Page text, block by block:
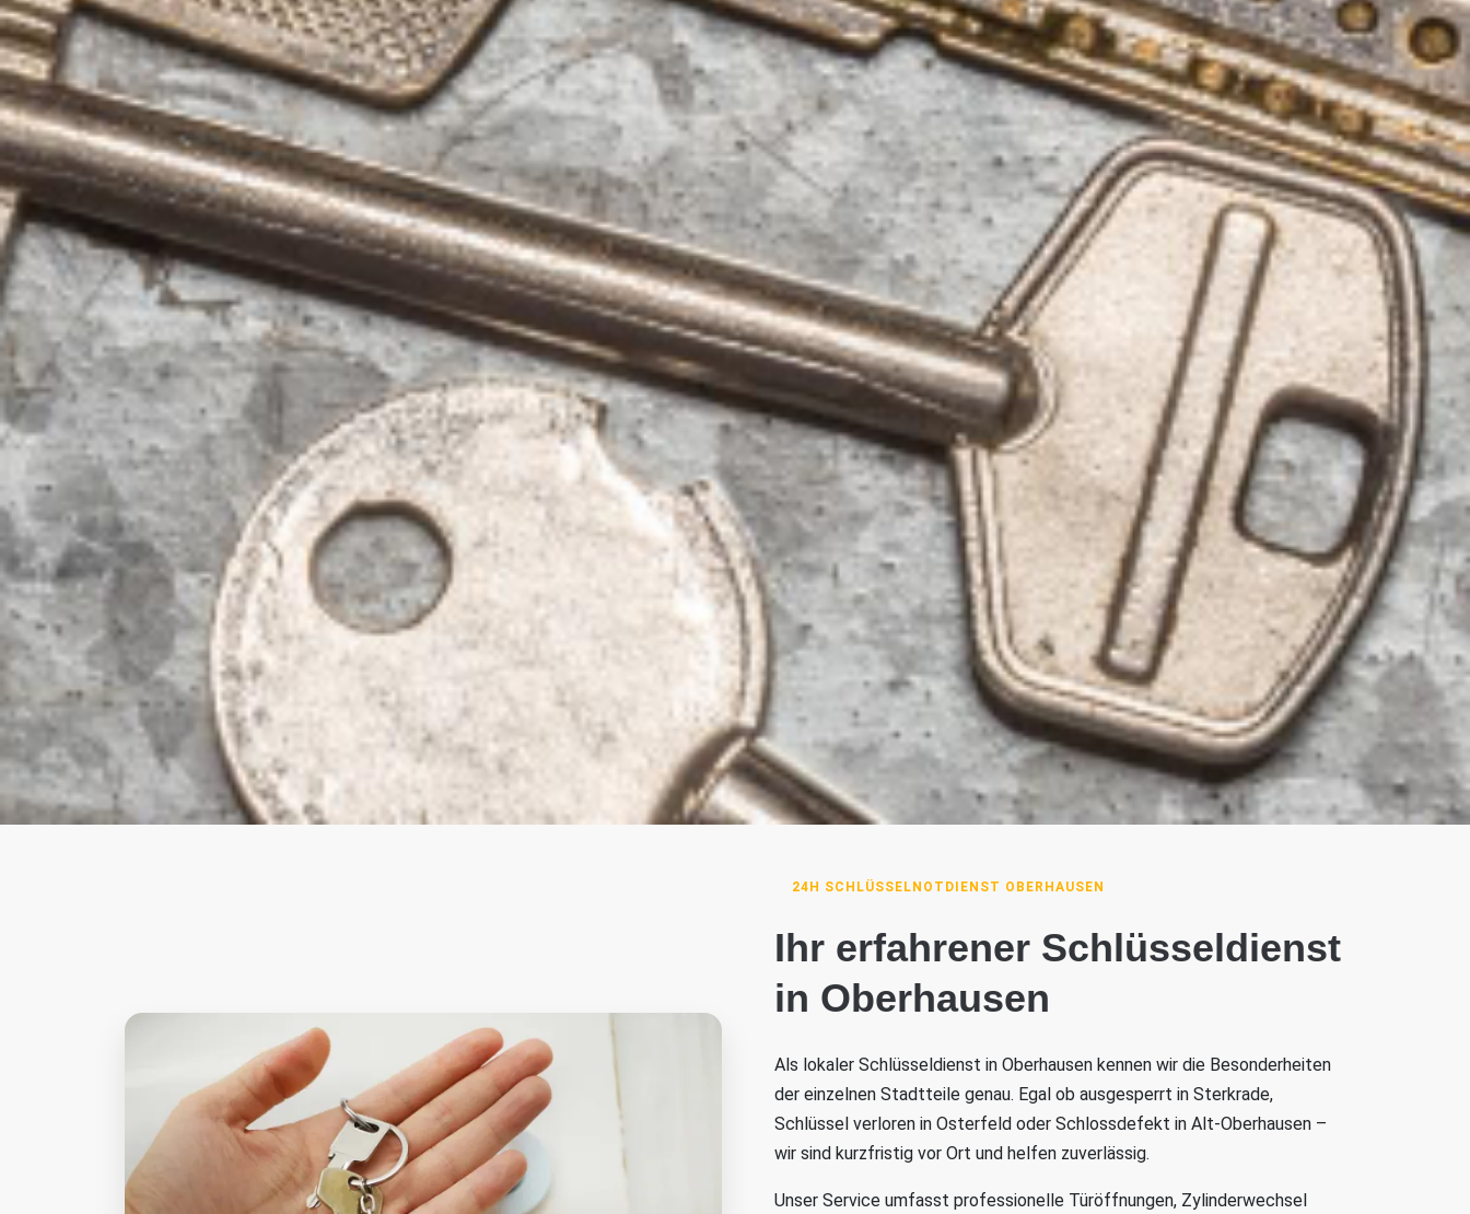
24H SCHLÜSSELNOTDIENST OBERHAUSEN
Ihr erfahrener Schlüsseldienst
in Oberhausen
Als lokaler Schlüsseldienst in Oberhausen kennen wir die Besonderheiten
der einzelnen Stadtteile genau. Egal ob ausgesperrt in Sterkrade,
Schlüssel verloren in Osterfeld oder Schlossdefekt in Alt-Oberhausen –
wir sind kurzfristig vor Ort und helfen zuverlässig.
Unser Service umfasst professionelle Türöffnungen, Zylinderwechsel